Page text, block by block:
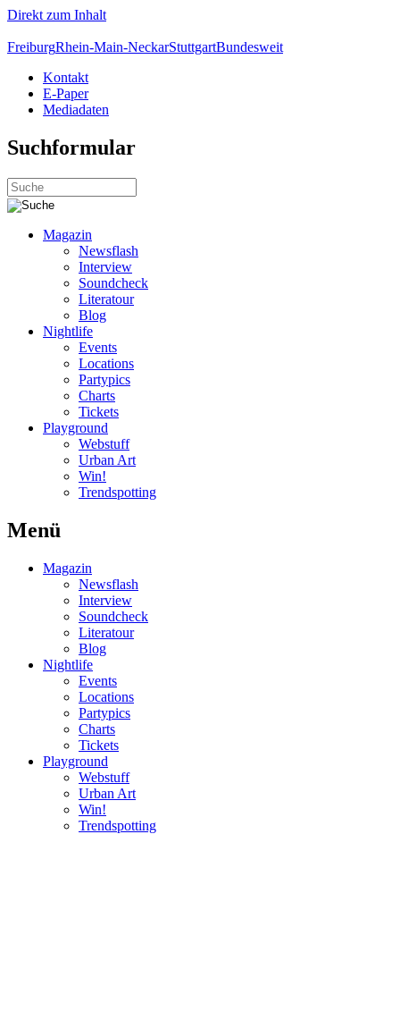
Direkt zum Inhalt
FreiburgRhein-Main-NeckarStuttgartBundesweit
Kontakt
E-Paper
Mediadaten
Suchformular
Magazin
Newsflash
Interview
Soundcheck
Literatour
Blog
Nightlife
Events
Locations
Partypics
Charts
Tickets
Playground
Webstuff
Urban Art
Win!
Trendspotting
Menü
Magazin
Newsflash
Interview
Soundcheck
Literatour
Blog
Nightlife
Events
Locations
Partypics
Charts
Tickets
Playground
Webstuff
Urban Art
Win!
Trendspotting